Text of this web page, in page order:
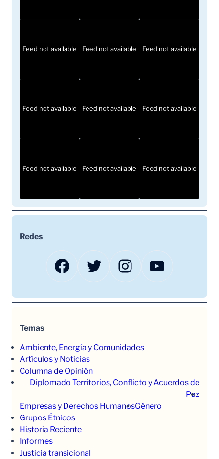
Feed not available Feed not available Feed not available
Feed not available Feed not available Feed not available
Feed not available Feed not available Feed not available
Redes
Facebook Twitter Instagram YouTube
Temas
Ambiente, Energía y Comunidades
Artículos y Noticias
Columna de Opinión
Diplomado Territorios, Conflicto y Acuerdos de
Paz
Empresas y Derechos HumanosGénero
Grupos Étnicos
Historia Reciente
Informes
Justicia transicional